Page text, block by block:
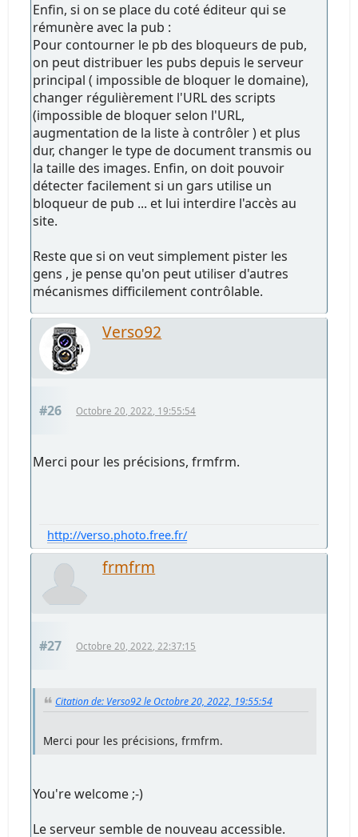
Enfin, si on se place du coté éditeur qui se
rémunère avec la pub :
Pour contourner le pb des bloqueurs de pub,
on peut distribuer les pubs depuis le serveur
principal ( impossible de bloquer le domaine),
changer régulièrement l'URL des scripts
(impossible de bloquer selon l'URL,
augmentation de la liste à contrôler ) et plus
dur, changer le type de document transmis ou
la taille des images. Enfin, on doit pouvoir
détecter facilement si un gars utilise un
bloqueur de pub ... et lui interdire l'accès au
site.
Reste que si on veut simplement pister les
gens , je pense qu'on peut utiliser d'autres
mécanismes difficilement contrôlable.
Verso92
#26 Octobre 20, 2022, 19:55:54
Merci pour les précisions, frmfrm.
http://verso.photo.free.fr/
frmfrm
#27 Octobre 20, 2022, 22:37:15
Citation de: Verso92 le Octobre 20, 2022, 19:55:54
Merci pour les précisions, frmfrm.
You're welcome ;-)
Le serveur semble de nouveau accessible.